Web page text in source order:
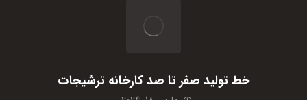
خط تولید صفر تا صد کارخانه ترشیجات